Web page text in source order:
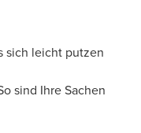
sich leicht putzen
sind Ihre Sachen